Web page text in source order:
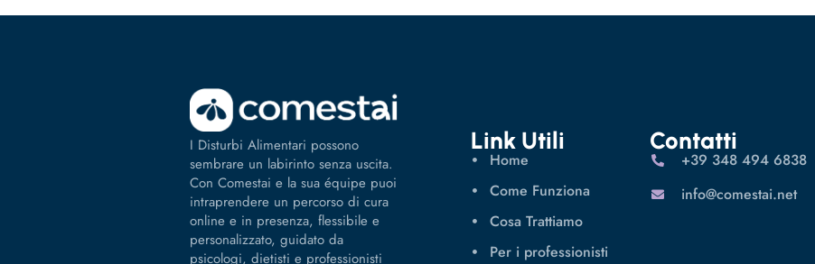
I Disturbi Alimentari possono
sembrare un labirinto senza uscita.
Con Comestai e la sua équipe puoi
intraprendere un percorso di cura
online e in presenza, flessibile e
personalizzato, guidato da
psicologi, dietisti e professionisti
Link Utili
Home
Come Funziona
Cosa Trattiamo
Per i professionisti
Contatti
‪+39 348 494 6838
info@comestai.net